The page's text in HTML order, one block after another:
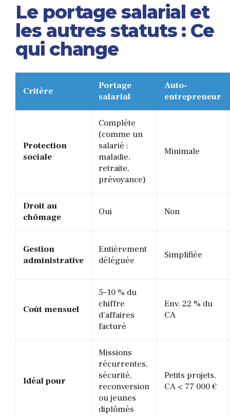
Le portage salarial et
les autres statuts : Ce
qui change
Critère
Portage
salarial
Auto-
entrepreneur
Protection
sociale
Complète
(comme un
salarié :
maladie,
retraite,
prévoyance)
Minimale
Droit au
chômage
Oui Non
Gestion
administrative
Entièrement
déléguée
Simplifiée
Coût mensuel
5–10 % du
chiffre
d’affaires
facturé
Env. 22 % du
CA
Idéal pour
Missions
récurrentes,
sécurité,
reconversion
ou jeunes
diplômés
Petits projets,
CA < 77 000 €